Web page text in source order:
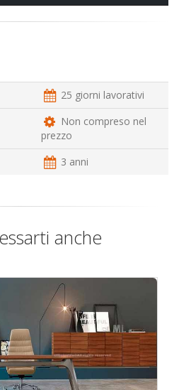
25 giorni lavorativi
Non compreso nel
prezzo
3 anni
anche